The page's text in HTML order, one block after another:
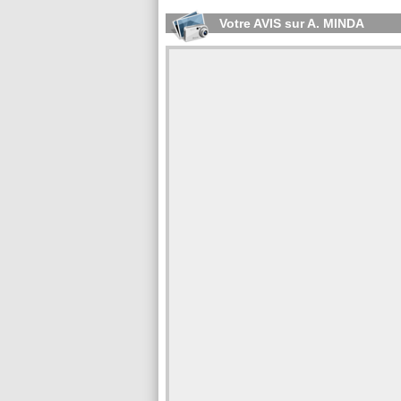
Votre AVIS sur A. MINDA